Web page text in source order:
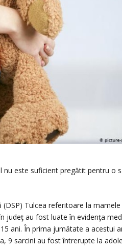
este suficient pregătit pentru o
Tulcea referitoare la
judeţ au fost luate în evidenţa
ani. În prima jumătate a acestui
9 sarcini au fost întrerupte la